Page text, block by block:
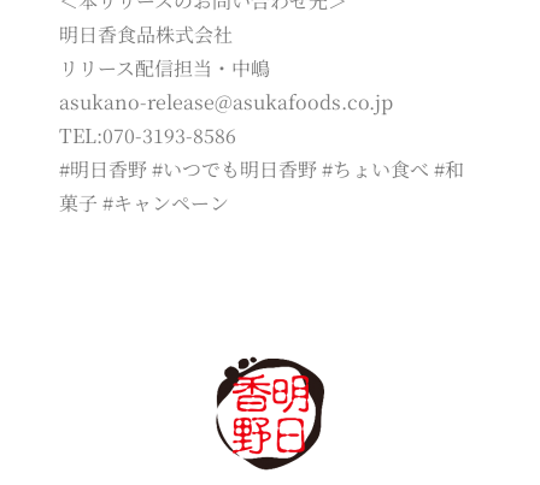
明日香食品株式会社
リリース配信担当・中嶋
asukano-release@asukafoods.co.jp
TEL:070-3193-8586
#明日香野 #いつでも明日香野 #ちょい食べ #和
菓子 #キャンペーン